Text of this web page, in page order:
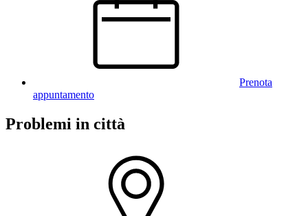
Prenota
appuntamento
Problemi in città